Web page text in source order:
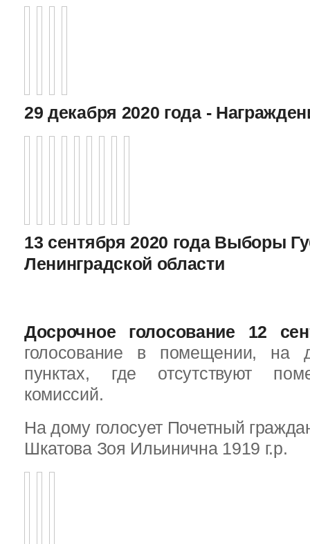
29 декабря 2020 года -
13 сентября 2020 года Выборы
Ленинградской области
Досрочное голосование 12
голосование в помещении, на
пунктах, где отсутствуют
комиссий.
На дому голосует Почетный
Шкатова Зоя Ильинична 1919 г.р.